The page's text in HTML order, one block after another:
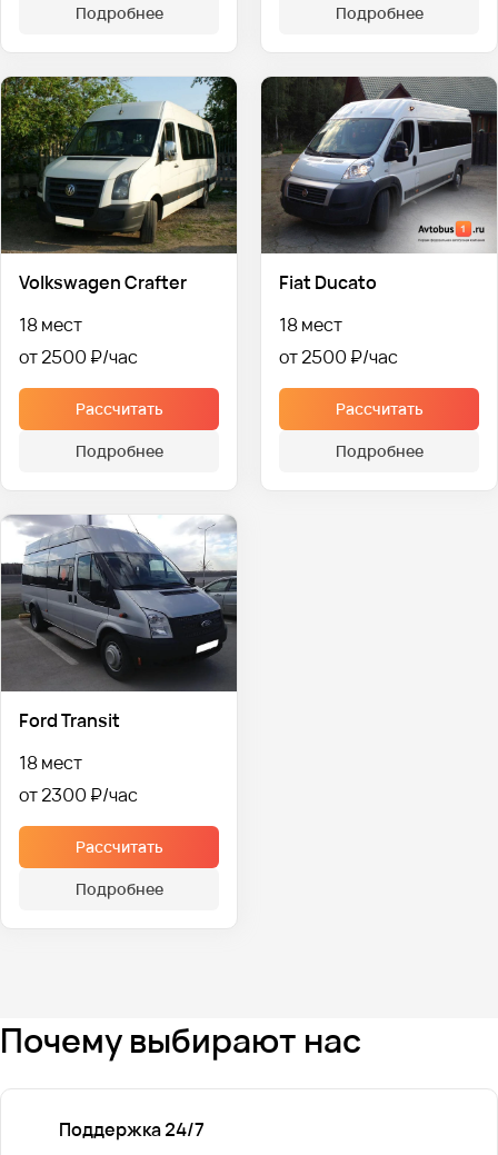
Подробнее
Подробнее
Volkswagen Crafter
18 мест
от 2500 ₽
Рассчитать
Подробнее
Fiat Ducato
18 мест
от 2500 ₽
Рассчитать
Подробнее
Ford Transit
18 мест
от 2300 ₽
Рассчитать
Подробнее
Почему выбирают нас
Поддержка 24/7